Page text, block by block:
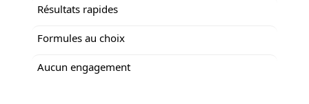
Résultats rapides
Formules au choix
Aucun engagement